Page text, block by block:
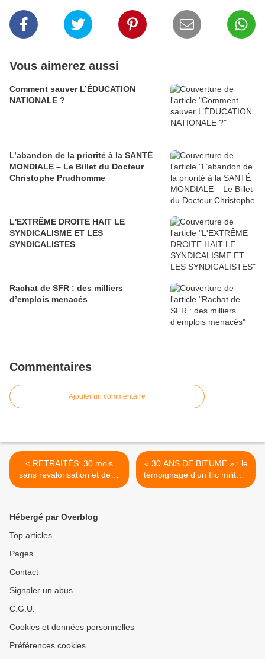
Vous aimerez aussi
Comment sauver L’ÉDUCATION
NATIONALE ?
L’abandon de la priorité à la SANTÉ
MONDIALE – Le Billet du Docteur
Christophe Prudhomme
L'EXTRÊME DROITE HAIT LE
SYNDICALISME ET LES
SYNDICALISTES
Rachat de SFR : des milliers
d’emplois menacés
Commentaires
Ajouter un commentaire
< RETRAITÉS: 30 mois
sans revalorisation et deux
millions de nouveaux
« 30 ANS DE BITUME » : le
témoignage d’un flic militant
CGT et du parti
Hébergé par Overblog
Top articles
Pages
Contact
Signaler un abus
C.G.U.
Cookies et données personnelles
Préférences cookies